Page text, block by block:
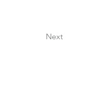
Next